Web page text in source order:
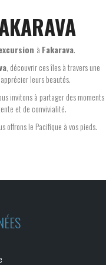
à Fakarava.
, découvrir ces îles à travers une
leurs beautés.
invitons à partager des moments
et de convivialité.
offrons le Pacifique à vos pieds.